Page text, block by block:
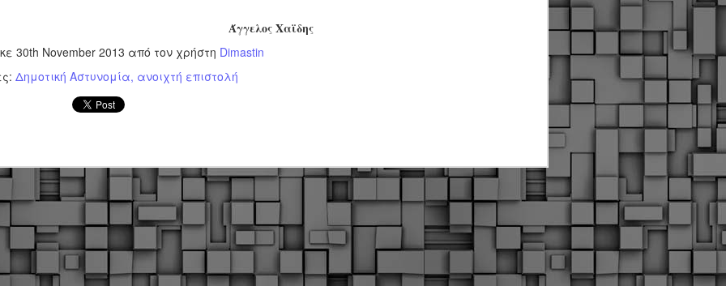
Άγγελος Χαϊδης
30th November 2013 από τον χρήστη Dimastin
Δημοτική Αστυνομία ανοιχτή επιστολή
Ξεκίνησαν εδώ και μια εβδομάδα οι αφίξεις των
δήμους και οι ορκωμοσίες τους - Πλήρες
έχουν να γίνουν από το 2010. Δεκαέξι ολόκληρα
Και βέβαια, ακόμη και με αυτές τις προσλήψεις, δεν
ούτε τα 2/3 των Δημοτικών Αστυνομικών που
το 2013 προ της κατάργησης της υπηρεσίας με
του σημερινού πρωθυπουργού Κυριάκου Μητσοτάκη. Ας
Δημοτική Αστυνομία Θεσσαλονίκης: Διμηνιαίος
απολογισμός ελέγχων τήρησης νομοθεσίας